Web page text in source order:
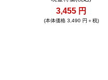
3,455 円
(本体価格 3,490 円＋税)